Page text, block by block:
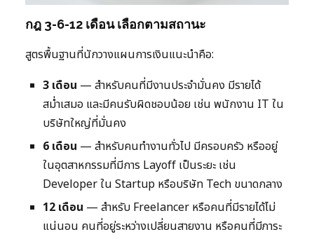
กฎ 3-6-12 เดือน เลือกตามสถานะ
สูตรพื้นฐานที่นักวางแผนการเงินแนะนำคือ:
3 เดือน — สำหรับคนที่มีงานประจำมั่นคง มีรายได้
สม่ำเสมอ และมีคนรับผิดชอบน้อย เช่น พนักงาน IT ใน
บริษัทใหญ่ที่มั่นคง
6 เดือน — สำหรับคนทำงานทั่วไป มีครอบครัว หรืออยู่
ในอุตสาหกรรมที่มีการ Layoff เป็นระยะ เช่น
Developer ใน Startup หรือบริษัท Tech ขนาดกลาง
12 เดือน — สำหรับ Freelancer หรือคนที่มีรายได้ไม่
แน่นอน คนที่อยู่ระหว่างเปลี่ยนสายงาน หรือคนที่มีภาระ